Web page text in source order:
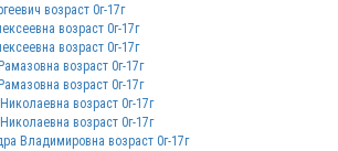
возраст 0г-17г
возраст 0г-17г
возраст 0г-17г
возраст 0г-17г
возраст 0г-17г
возраст 0г-17г
возраст 0г-17г
Владимировна возраст 0г-17г